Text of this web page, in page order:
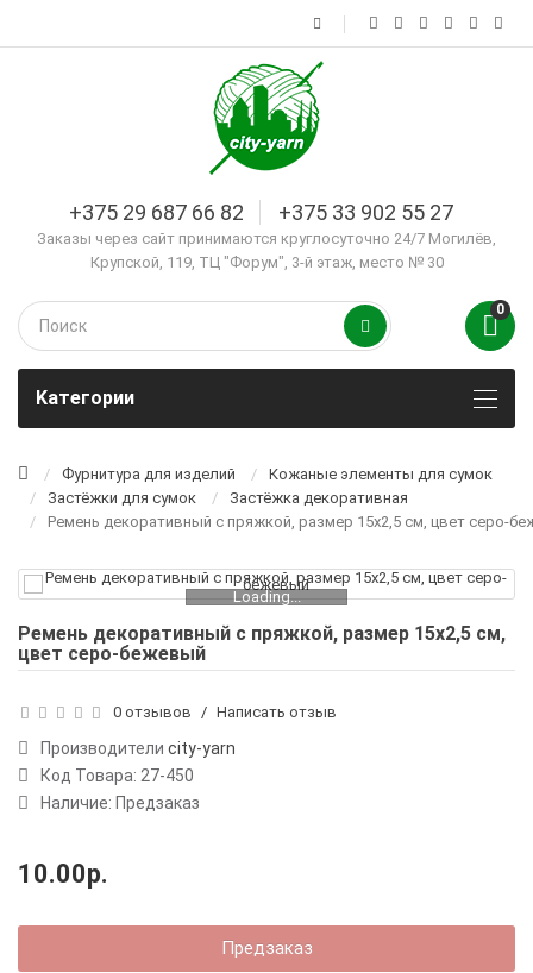
+375 29 687 66 82 +375 33 902 55 27
Заказы через сайт принимаются круглосуточно 24/7 Могилёв,
Крупской, 119, ТЦ "Форум", 3-й этаж, место № 30
0
Kатегории
Фурнитура для изделий
Кожаные элементы для сумок
Застёжки для сумок
Застёжка декоративная
Ремень декоративный с пряжкой, размер 15х2,5 см, цвет серо-
Loading...
Ремень декоративный с пряжкой, размер 15х2,5 см,
цвет серо-бежевый
0 отзывов / Написать отзыв
Производители city-yarn
Код Товара: 27-450
Наличие: Предзаказ
10.00р.
Предзаказ